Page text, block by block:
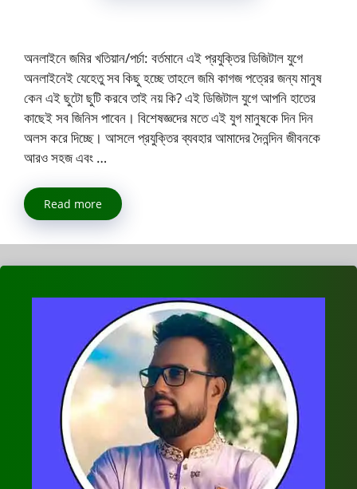
অনলাইনে জমির খতিয়ান/পর্চা: বর্তমানে এই প্রযুক্তির ডিজিটাল যুগে
অনলাইনেই যেহেতু সব কিছু হচ্ছে তাহলে জমি কাগজ পত্রের জন্য মানুষ
কেন এই ছুটো ছুটি করবে তাই নয় কি? এই ডিজিটাল যুগে আপনি হাতের
কাছেই সব জিনিস পাবেন। বিশেষজ্ঞদের মতে এই যুগ মানুষকে দিন দিন
অলস করে দিচ্ছে। আসলে প্রযুক্তির ব্যবহার আমাদের দৈনন্দিন জীবনকে
আরও সহজ এবং …
Read more